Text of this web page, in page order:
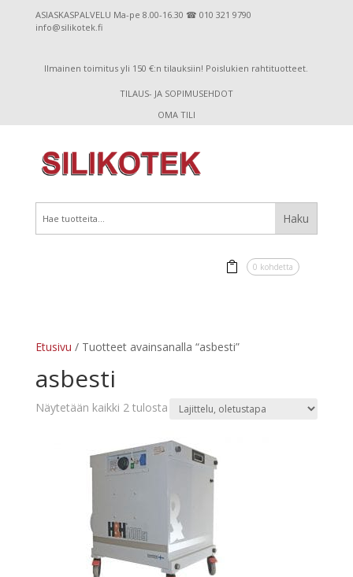
ASIASKASPALVELU Ma-pe 8.00-16.30 ☎ 010 321 9790
info@silikotek.fi
Ilmainen toimitus yli 150 €:n tilauksiin! Poislukien rahtituotteet.
TILAUS- JA SOPIMUSEHDOT
OMA TILI
0 kohdetta
Etusivu / Tuotteet avainsanalla “asbesti”
asbesti
Näytetään kaikki 2 tulosta